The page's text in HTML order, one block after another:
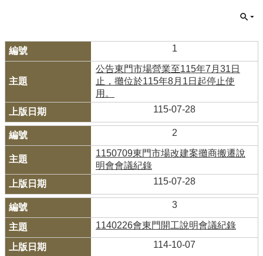
1
公告東門市場營業至115年7月31日
止，攤位於115年8月1日起停止使
用。
115-07-28
2
1150709東門市場改建案攤商搬遷說
明會會議紀錄
115-07-28
3
1140226會東門開工說明會議紀錄
114-10-07